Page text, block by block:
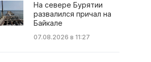
На севере Бурятии
развалился причал на
Байкале
07.08.2026 в 11:27